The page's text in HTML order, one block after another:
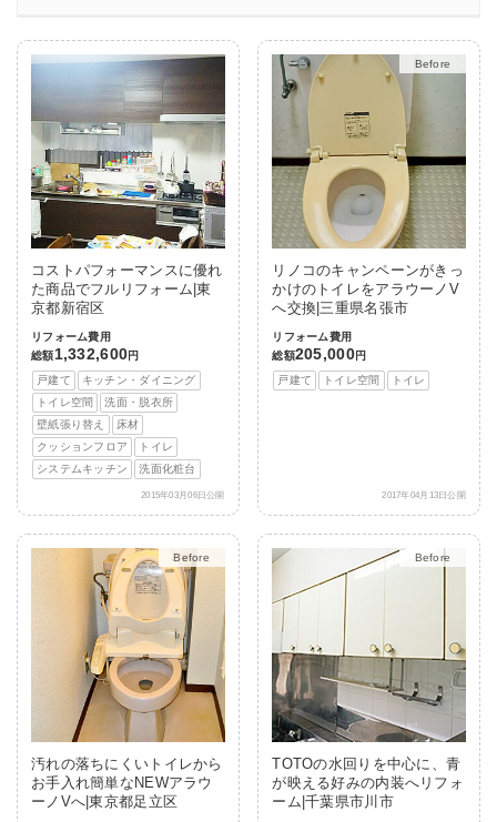
コストパフォーマンスに優れ
た商品でフルリフォーム|東
京都新宿区
リフォーム費用
総額1,332,600円
戸建て
キッチン・ダイニング
トイレ空間
洗面・脱衣所
壁紙張り替え
床材
クッションフロア
トイレ
システムキッチン
洗面化粧台
2015年03月06日公開
After
リノコのキャンペーンがきっ
かけのトイレをアラウーノV
へ交換|三重県名張市
リフォーム費用
総額205,000円
戸建て
トイレ空間 トイレ
2017年04月13日公開
After
汚れの落ちにくいトイレから
お手入れ簡単なNEWアラウ
ーノVへ|東京都足立区
After
TOTOの水回りを中心に、青
が映える好みの内装へリフォ
ーム|千葉県市川市